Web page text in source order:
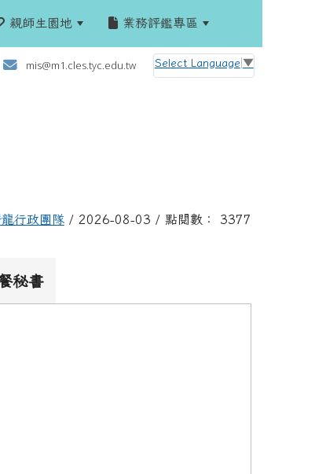
親師生園地 業務評鑑專區
mis@m1.cles.tyc.edu.tw Select Language ▼
龍行政團隊/ 2026-08-03 / 點閱數： 3377
秘書